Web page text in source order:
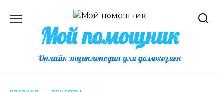
содержаниюМой помощник
Онлайн энциклопедия для домохозяек